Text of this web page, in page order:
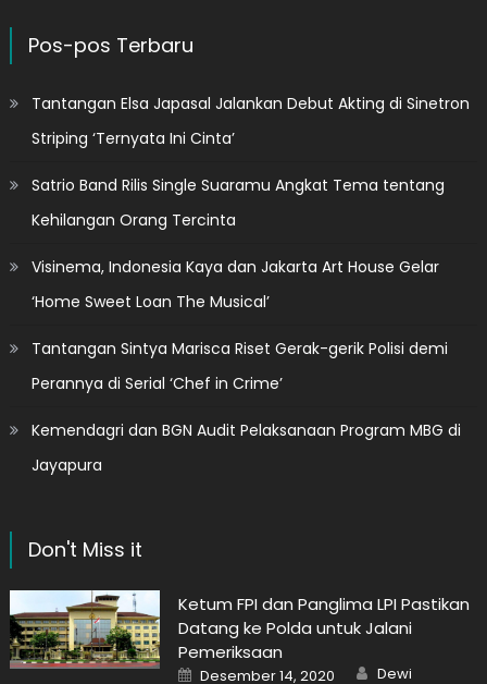
Pos-pos Terbaru
Tantangan Elsa Japasal Jalankan Debut Akting di Sinetron
Striping ‘Ternyata Ini Cinta’
Satrio Band Rilis Single Suaramu Angkat Tema tentang
Kehilangan Orang Tercinta
Visinema, Indonesia Kaya dan Jakarta Art House Gelar
‘Home Sweet Loan The Musical’
Tantangan Sintya Marisca Riset Gerak-gerik Polisi demi
Perannya di Serial ‘Chef in Crime’
Kemendagri dan BGN Audit Pelaksanaan Program MBG di
Jayapura
Don't Miss it
Ketum FPI dan Panglima LPI Pastikan
Datang ke Polda untuk Jalani
Pemeriksaan
Posted
Desember 14, 2020 Author
Dewi